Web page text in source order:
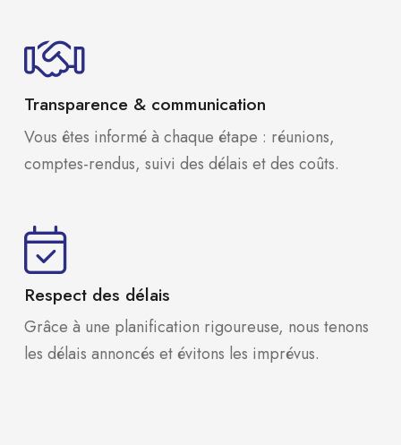
Transparence & communication
Vous êtes informé à chaque étape : réunions,
comptes-rendus, suivi des délais et des coûts.
Respect des délais
Grâce à une planification rigoureuse, nous tenons
les délais annoncés et évitons les imprévus.